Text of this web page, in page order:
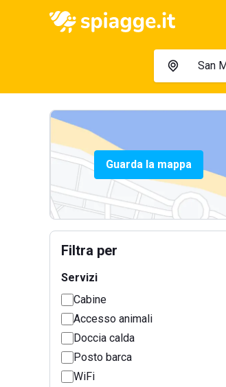
Guarda la mappa
Filtra per
Servizi
Cabine
Accesso animali
Doccia calda
Posto barca
WiFi